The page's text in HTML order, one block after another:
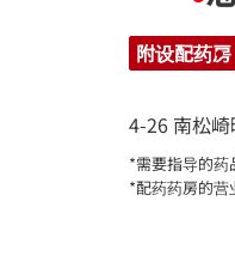
附设配药房
4-26 南松
*需要指导的药
*配药药房的营